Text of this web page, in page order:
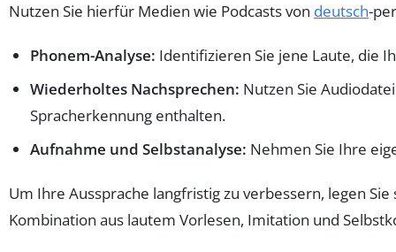
Nutzen Sie hierfür Medien wie Podcasts von deutsch-
Phonem-Analyse: Identifizieren Sie jene Laute, die
Wiederholtes Nachsprechen: Nutzen Sie
Spracherkennung enthalten.
Aufnahme und Selbstanalyse: Nehmen Sie Ihre
Um Ihre Aussprache langfristig zu verbessern, legen
Kombination aus lautem Vorlesen, Imitation und